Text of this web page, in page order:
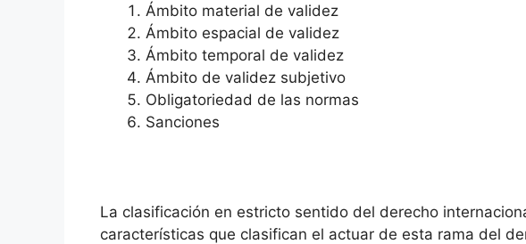
Ámbito material de validez
Ámbito espacial de validez
Ámbito temporal de validez
Ámbito de validez subjetivo
Obligatoriedad de las normas
Sanciones
La clasificación en estricto sentido del derecho
características que clasifican el actuar de esta rama del